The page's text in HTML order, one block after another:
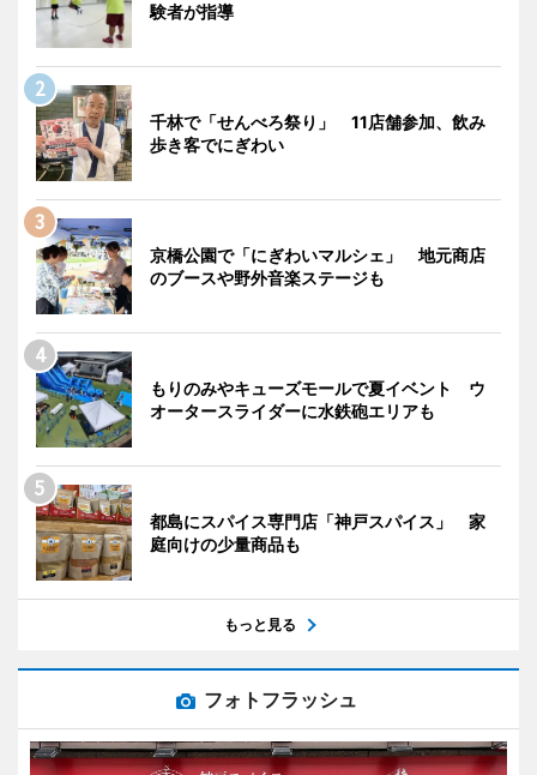
験者が指導
千林で「せんべろ祭り」 11店舗参加、飲み
歩き客でにぎわい
京橋公園で「にぎわいマルシェ」 地元商店
のブースや野外音楽ステージも
もりのみやキューズモールで夏イベント ウ
オータースライダーに水鉄砲エリアも
都島にスパイス専門店「神戸スパイス」 家
庭向けの少量商品も
もっと見る
フォトフラッシュ